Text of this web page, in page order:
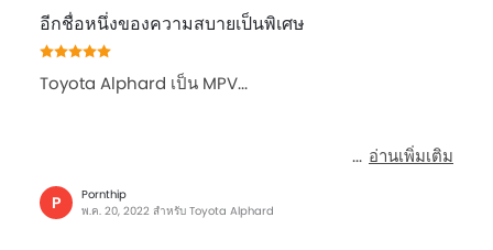
อีกชื่อหนึ่งของความสบายเป็นพิเศษ
Toyota Alphard เป็น MPV...
อ่านเพิ่มเติม
P
Pornthip
พ.ค. 20, 2022 สำหรับ Toyota Alphard